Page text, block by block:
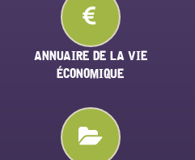
ANNUAIRE DE LA VIE
ÉCONOMIQUE